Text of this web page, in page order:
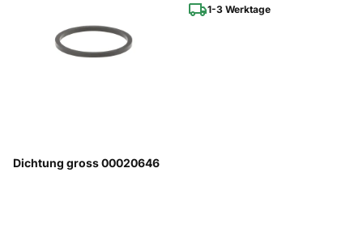
1-3 Werktage
Dichtung gross 00020646